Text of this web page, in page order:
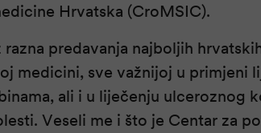
Hrvatska (CroMSIC).
predavanja najboljih
medicini, sve važnijoj u primjeni
ali i u liječenju ulceroznog
Veseli me i što je Centar za